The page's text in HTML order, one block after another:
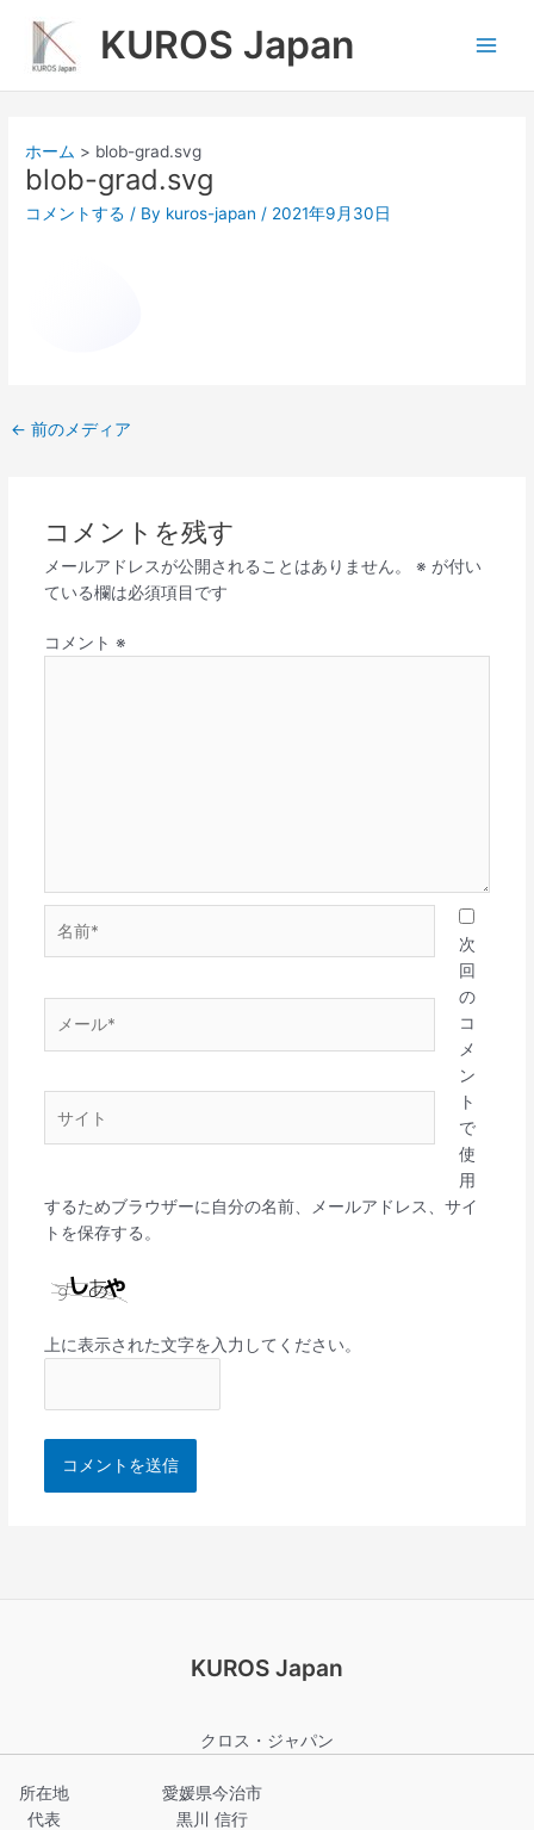
ス
KUROS Japan
ホーム blob-grad.svg
blob-grad.svg
コメントする / By kuros-japan / 2021年9月30日
← 前のメディア
コメントを残す
メールアドレスが公開されることはありません。 ※ が付い
ている欄は必須項目です
コメント ※
ー
*
次
回
の
コ
メ
ン
ト
で
使
用
するためブラウザーに自分の名前、メールアドレス、サイ
トを保存する。
上に表示された文字を入力してください。
KUROS Japan
クロス・ジャパン
所在地
代表
愛媛県今治市
黒川 信行